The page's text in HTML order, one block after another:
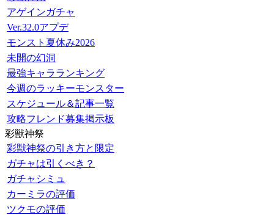
アゲインガチャ
Ver.32.0アプデ
モンスト夏休み2026
未開の幻洞
最強キャラランキング
今週のラッキーモンスター
スケジュール＆記事一覧
攻略フレンド募集掲示板
彩獣神祭
彩獣神祭の引き方と限定
ガチャは引くべき？
ガチャシミュ
カーミラの評価
ツクモの評価